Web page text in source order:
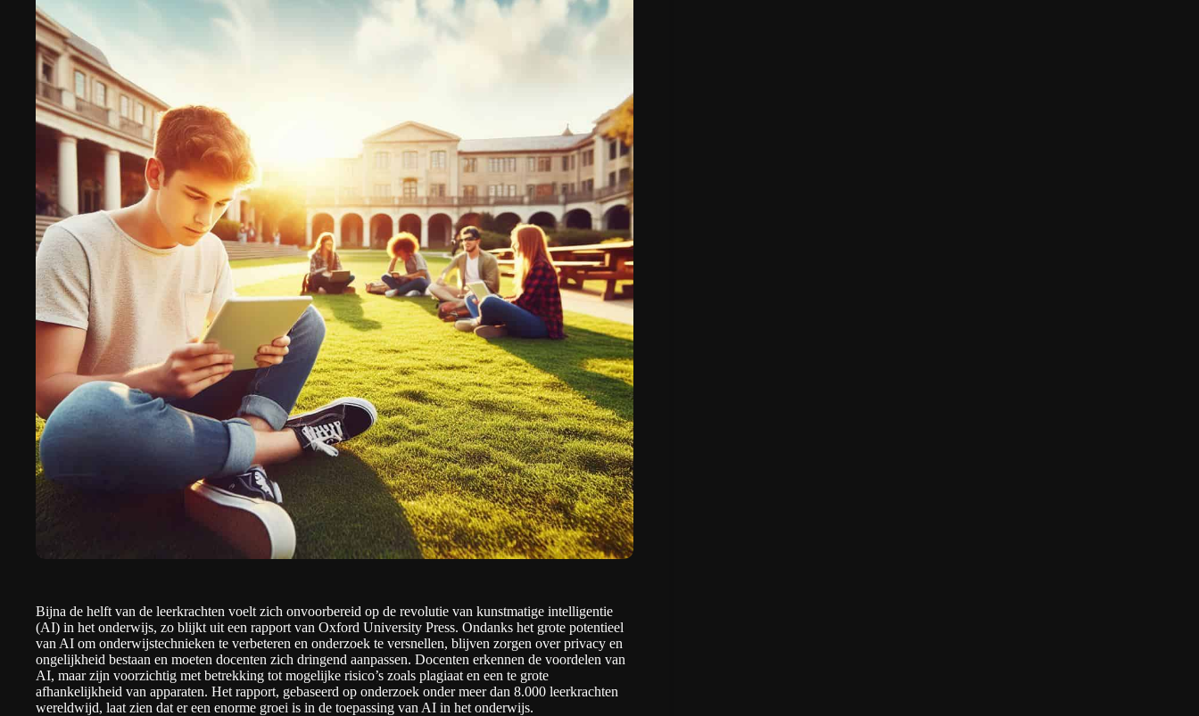
Bijna de helft van de leerkrachten voelt zich onvoorbereid op de revolutie van kunstmatige intelligentie
(AI) in het onderwijs, zo blijkt uit een rapport van Oxford University Press. Ondanks het grote potentieel
van AI om onderwijstechnieken te verbeteren en onderzoek te versnellen, blijven zorgen over privacy en
ongelijkheid bestaan en moeten docenten zich dringend aanpassen. Docenten erkennen de voordelen van
AI, maar zijn voorzichtig met betrekking tot mogelijke risico’s zoals plagiaat en een te grote
afhankelijkheid van apparaten. Het rapport, gebaseerd op onderzoek onder meer dan 8.000 leerkrachten
wereldwijd, laat zien dat er een enorme groei is in de toepassing van AI in het onderwijs.